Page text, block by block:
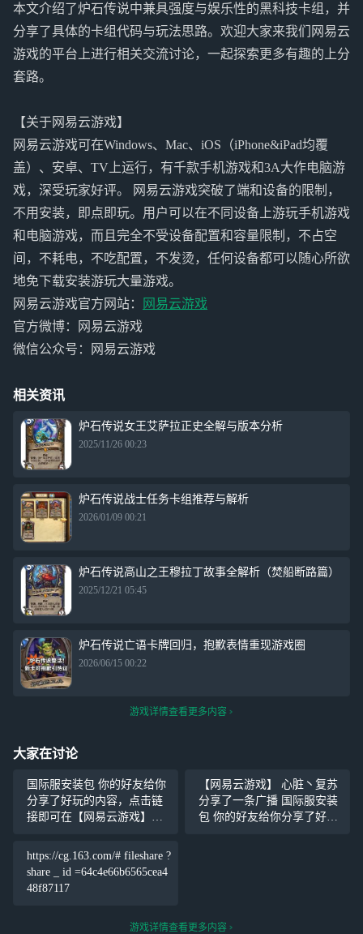
本文介绍了炉石传说中兼具强度与娱乐性的黑科技卡组，并
分享了具体的卡组代码与玩法思路。欢迎大家来我们网易云
游戏的平台上进行相关交流讨论，一起探索更多有趣的上分
套路。
【关于网易云游戏】
网易云游戏可在Windows、Mac、iOS（iPhone&iPad均覆
盖）、安卓、TV上运行，有千款手机游戏和3A大作电脑游
戏，深受玩家好评。 网易云游戏突破了端和设备的限制，
不用安装，即点即玩。用户可以在不同设备上游玩手机游戏
和电脑游戏，而且完全不受设备配置和容量限制，不占空
间，不耗电，不吃配置，不发烫，任何设备都可以随心所欲
地免下载安装游玩大量游戏。
网易云游戏官方网站：
网易云游戏
官方微博：网易云游戏
微信公众号：网易云游戏
相关资讯
炉石传说女王艾萨拉正史全解与版本分析
2025/11/26 00:23
炉石传说战士任务卡组推荐与解析
2026/01/09 00:21
炉石传说高山之王穆拉丁故事全解析（焚船断路篇）
2025/12/21 05:45
炉石传说亡语卡牌回归，抱歉表情重现游戏圈
2026/06/15 00:22
游戏详情查看更多内容
大家在讨论
国际服安装包 你的好友给你
分享了好玩的内容，点击链
接即可在【网易云游戏】内
fileshare?share_id=64c4e66b65
65cea448
【网易云游戏】 心脏丶复苏
分享了一条广播 国际服安装
包 你的好友给你分享了好玩
https://cg.163.com/# fileshare ?
share _ id =64c4e66b6565cea4
48f87117
游戏详情查看更多内容